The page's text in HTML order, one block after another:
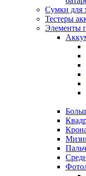
Сумки для
Тестеры
Элементы